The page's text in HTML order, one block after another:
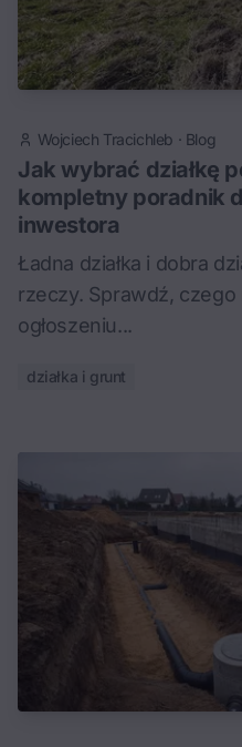
Wojciech Tracichleb · Blog
Jak wybrać działkę
kompletny poradnik
inwestora
Ładna działka i dobra
rzeczy. Sprawdź,
ogłoszeniu...
działka i grunt